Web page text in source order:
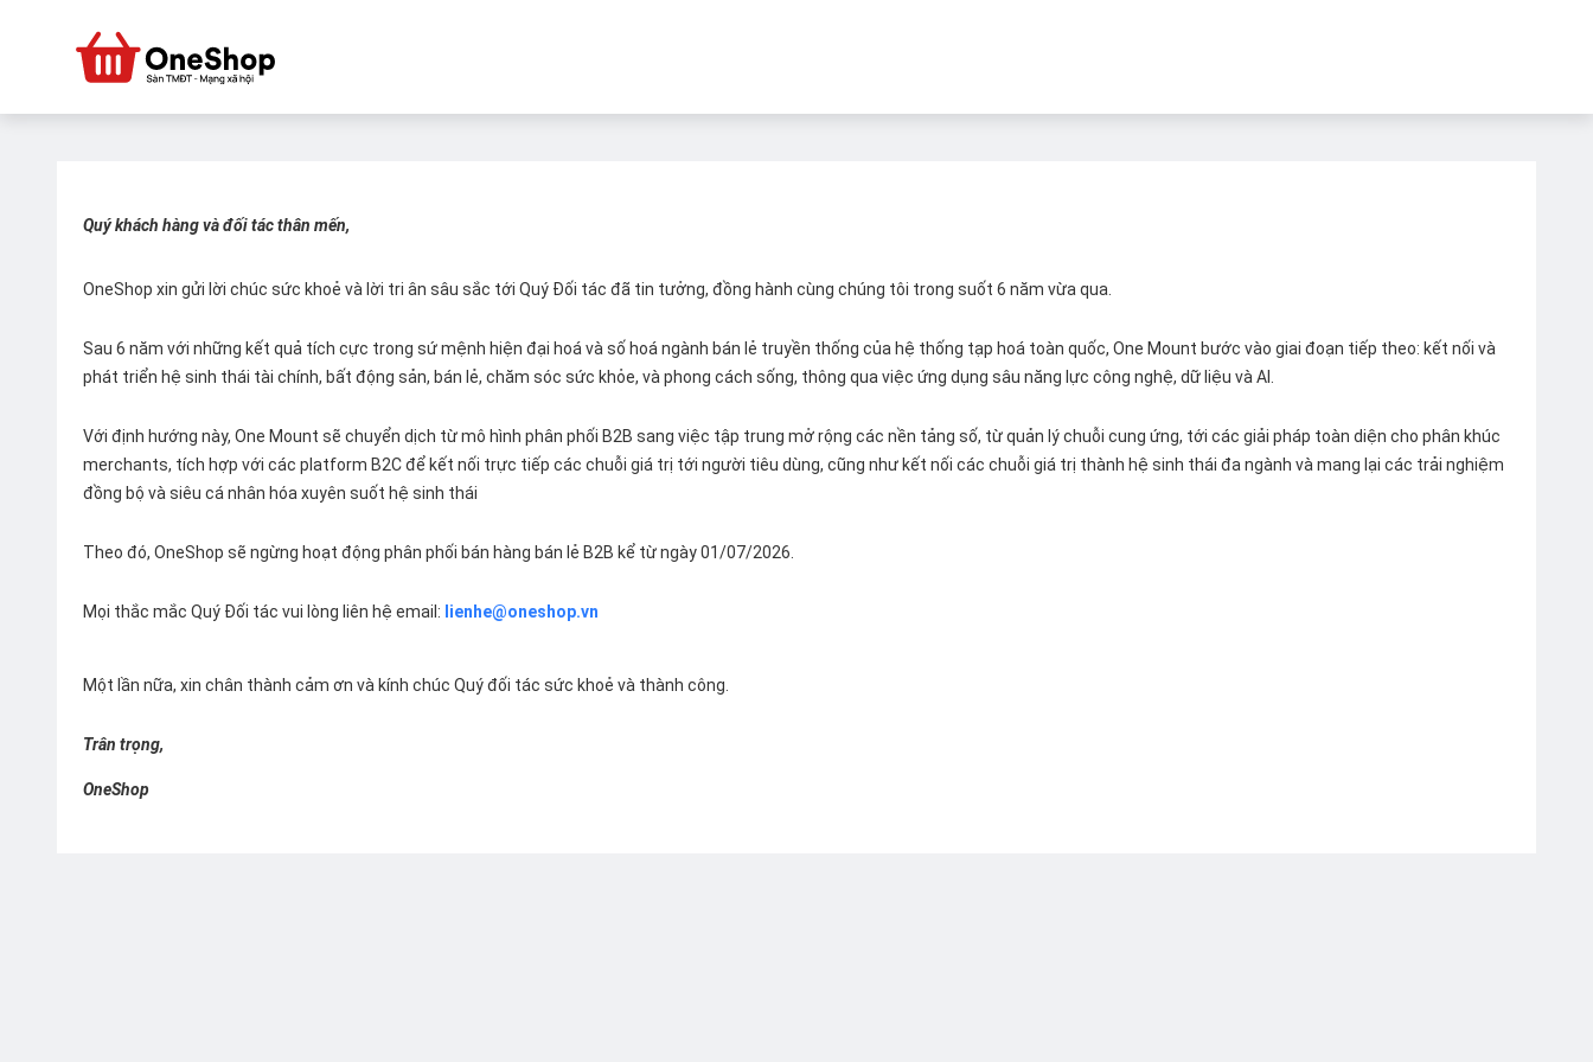
Quý khách hàng và đối tác thân mến,
OneShop xin gửi lời chúc sức khoẻ và lời tri ân sâu sắc tới Quý Đối tác đã tin tưởng, đồng hành cùng chúng tôi trong suốt 6 năm vừa qua.
Sau 6 năm với những kết quả tích cực trong sứ mệnh hiện đại hoá và số hoá ngành bán lẻ truyền thống của hệ thống tạp hoá toàn quốc, One Mount bước vào giai đoạn tiếp theo: kết nối và
phát triển hệ sinh thái tài chính, bất động sản, bán lẻ, chăm sóc sức khỏe, và phong cách sống, thông qua việc ứng dụng sâu năng lực công nghệ, dữ liệu và AI.
Với định hướng này, One Mount sẽ chuyển dịch từ mô hình phân phối B2B sang việc tập trung mở rộng các nền tảng số, từ quản lý chuỗi cung ứng, tới các giải pháp toàn diện cho phân khúc
merchants, tích hợp với các platform B2C để kết nối trực tiếp các chuỗi giá trị tới người tiêu dùng, cũng như kết nối các chuỗi giá trị thành hệ sinh thái đa ngành và mang lại các trải nghiệm
đồng bộ và siêu cá nhân hóa xuyên suốt hệ sinh thái
Theo đó, OneShop sẽ ngừng hoạt động phân phối bán hàng bán lẻ B2B kể từ ngày 01/07/2026.
Mọi thắc mắc Quý Đối tác vui lòng liên hệ email: lienhe@oneshop.vn
Một lần nữa, xin chân thành cảm ơn và kính chúc Quý đối tác sức khoẻ và thành công.
Trân trọng,
OneShop